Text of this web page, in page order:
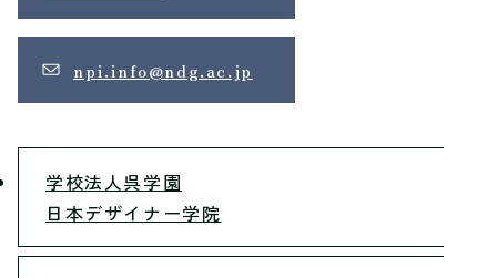
npi.info@ndg.ac.jp
学校法人呉学園
日本デザイナー学院